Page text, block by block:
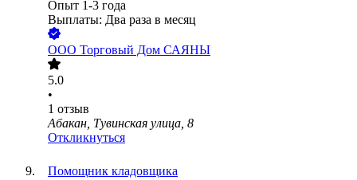
Опыт 1-3 года
Выплаты: Два раза в месяц
ООО Торговый Дом САЯНЫ
5.0
•
1 отзыв
Абакан, Тувинская улица, 8
Откликнуться
Помощник кладовщика